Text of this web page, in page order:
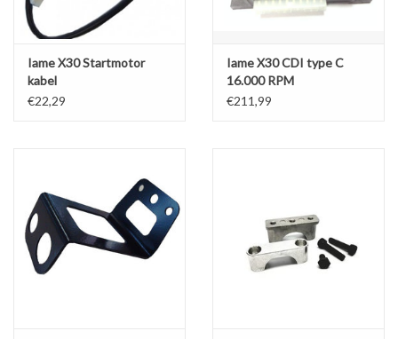
Iame X30 Startmotor
kabel
€22,29
Iame X30 CDI type C
16.000 RPM
€211,99